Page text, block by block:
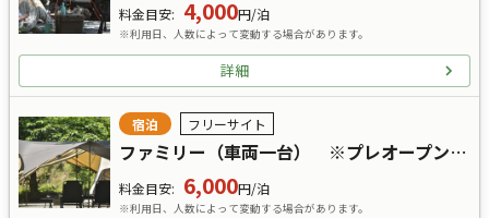
料金目安: 4,000円/泊
※利用日、人数によって変動する場合があります。
詳細
宿泊 フリーサイト
ファミリー（車両一台） ※プレオープン料金
料金目安: 6,000円/泊
※利用日、人数によって変動する場合があります。